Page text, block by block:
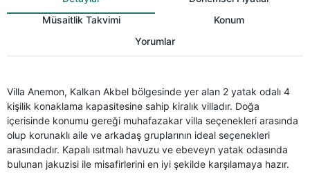
Müsaitlik Takvimi
Konum
Yorumlar
Villa Anemon, Kalkan Akbel bölgesinde yer alan 2 yatak odalı 4
kişilik konaklama kapasitesine sahip kiralık villadır. Doğa
içerisinde konumu gereği muhafazakar villa seçenekleri arasında
olup korunaklı aile ve arkadaş gruplarının ideal seçenekleri
arasındadır. Kapalı ısıtmalı havuzu ve ebeveyn yatak odasında
bulunan jakuzisi ile misafirlerini en iyi şekilde karşılamaya hazır.